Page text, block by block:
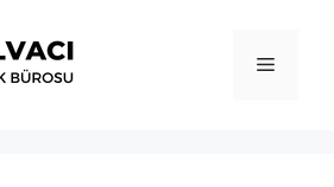
Menü